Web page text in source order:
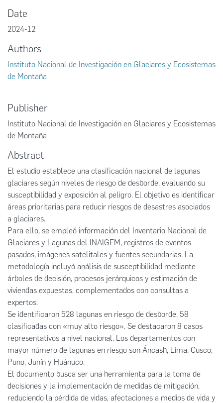
Date
2024-12
Authors
Instituto Nacional de Investigación en Glaciares y Ecosistemas
de Montaña
Publisher
Instituto Nacional de Investigación en Glaciares y Ecosistemas
de Montaña
Abstract
El estudio establece una clasificación nacional de lagunas
glaciares según niveles de riesgo de desborde, evaluando su
susceptibilidad y exposición al peligro. El objetivo es identificar
áreas prioritarias para reducir riesgos de desastres asociados
a glaciares.
Para ello, se empleó información del Inventario Nacional de
Glaciares y Lagunas del INAIGEM, registros de eventos
pasados, imágenes satelitales y fuentes secundarias. La
metodología incluyó análisis de susceptibilidad mediante
árboles de decisión, procesos jerárquicos y estimación de
viviendas expuestas, complementados con consultas a
expertos.
Se identificaron 528 lagunas en riesgo de desborde, 58
clasificadas con «muy alto riesgo». Se destacaron 8 casos
representativos a nivel nacional. Los departamentos con
mayor número de lagunas en riesgo son Áncash, Lima, Cusco,
Puno, Junín y Huánuco.
El documento busca ser una herramienta para la toma de
decisiones y la implementación de medidas de mitigación,
reduciendo la pérdida de vidas, afectaciones a medios de vida y